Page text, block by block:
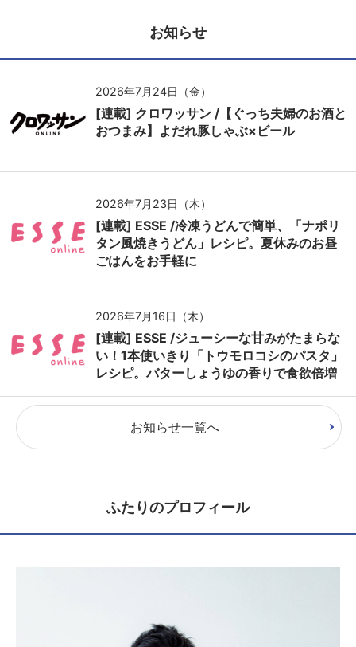
お知らせ
2026年7月24日（金）
[連載] クロワッサン /【ぐっち夫婦のお酒と
おつまみ】よだれ豚しゃぶ×ビール
2026年7月23日（木）
[連載] ESSE /冷凍うどんで簡単、「ナポリ
タン風焼きうどん」レシピ。夏休みのお昼
ごはんをお手軽に
2026年7月16日（木）
[連載] ESSE /ジューシーな甘みがたまらな
い！1本使いきり「トウモロコシのパスタ」
レシピ。バターしょうゆの香りで食欲倍増
お知らせ一覧へ
ふたりのプロフィール